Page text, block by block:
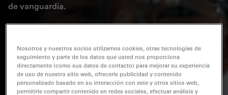
de vanguardia.
Nosotros y nuestros socios utilizamos cookies, otras tecnologías de
seguimiento y parte de los datos que usted nos proporciona
directamente (como sus datos de contacto) para mejorar su experiencia
de uso de nuestro sitio web, ofrecerle publicidad y contenido
personalizado basado en su interacción con este y otros sitios web,
permitirle compartir contenido en redes sociales, efectuar análisis y